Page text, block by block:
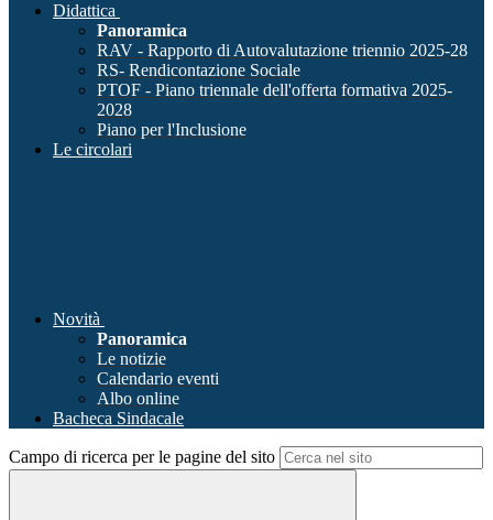
Didattica
Panoramica
RAV - Rapporto di Autovalutazione triennio 2025-28
RS- Rendicontazione Sociale
PTOF - Piano triennale dell'offerta formativa 2025-
2028
Piano per l'Inclusione
Le circolari
Novità
Panoramica
Le notizie
Calendario eventi
Albo online
Bacheca Sindacale
Campo di ricerca per le pagine del sito